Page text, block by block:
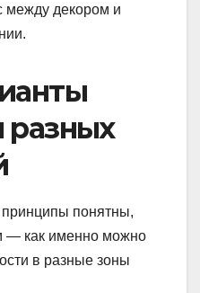
между декором и
разных
принципы понятны,
— как именно можно
в разные зоны